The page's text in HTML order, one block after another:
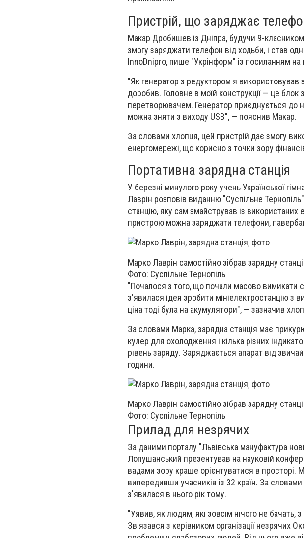
Пристрій, що заряджає
Макар Дробишев із Дніпра, будучи 9-
змогу заряджати телефон від ходьби, і став
InnoDnipro, пише "Укрінформ" із посиланням на
"Як генератор з редуктором я використовував
доробив. Головне в моїй конструкції — це блок
перетворювачем. Генератор приєднується до
можна зняти з виходу USB", — пояснив Макар.
За словами хлопця, цей пристрій дає змогу
енергомережі, що корисно з точки зору
Портативна зарядна станція
У березні минулого року учень Української
Лаврін розповів виданню "Суспільне
станцію, яку сам змайстрував із
пристрою можна заряджати телефони,
Марко Лаврін самостійно зібрав зарядну
Фото: Суспільне Тернопіль
"Почалося з того, що почали масово вимикати
з'явилася ідея зробити мініелектростанцію
ціна тоді була на акумулятори", — зазначив
За словами Марка, зарядна станція має
кулер для охолодження і кілька різних
рівень заряду. Заряджається апарат від
години.
Марко Лаврін самостійно зібрав зарядну
Фото: Суспільне Тернопіль
Прилад для незрячих
За даними порталу "Львівська мануфактура
Лопушанський презентував на науковій
вадами зору краще орієнтуватися в
випередивши учасників із 32 країн. За
з'явилася в нього рік тому.
"Уявив, як людям, які зовсім нічого не
Зв'язався з керівником організації незрячих